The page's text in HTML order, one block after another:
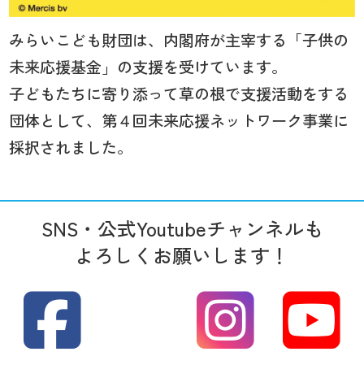
みらいこども財団は、内閣府が主宰する「子供の
未来応援基金」の支援を受けています。
子どもたちに寄り添って草の根で支援活動をする
団体として、第４回未来応援ネットワーク事業に
採択されました。
SNS・公式Youtubeチャンネルも
よろしくお願いします！